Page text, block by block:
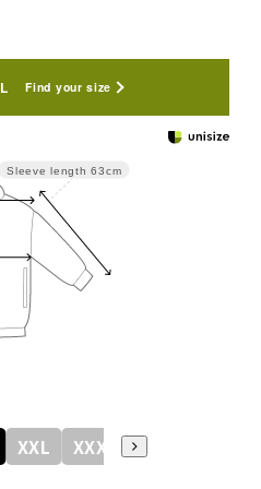
L Find your size
Sleeve length 63cm
XXL XXXL